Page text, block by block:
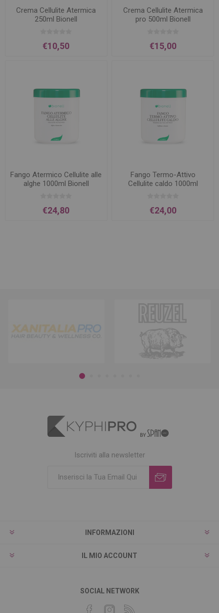
Crema Cellulite Atermica
250ml Bionell
€10,50
Crema Cellulite Atermica
pro 500ml Bionell
€15,00
Fango Atermico Cellulite alle
alghe 1000ml Bionell
€24,80
Fango Termo-Attivo
Cellulite caldo 1000ml
€24,00
Iscriviti alla newsletter
INFORMAZIONI
IL MIO ACCOUNT
SOCIAL NETWORK